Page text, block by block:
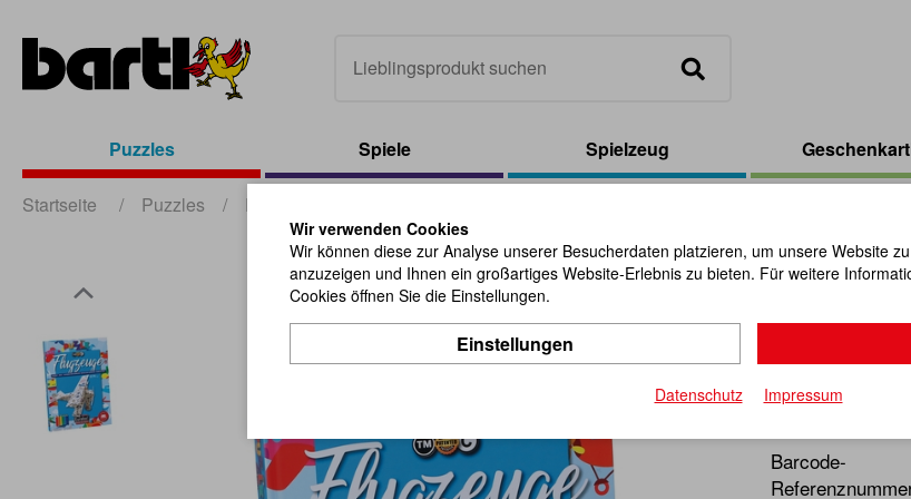
Puzzles Spiele Spielzeug
Startseite / Puzzles / Eureka Puzzles
3D
Artikel-Nr.:
Basteln -
Barcode-
Wir verwenden Cookies
Wir können diese zur Analyse unserer Besucherdaten platzieren, um unsere Website
anzuzeigen und Ihnen ein großartiges Website-Erlebnis zu bieten. Für weitere
Cookies öffnen Sie die Einstellungen.
Einstellungen
Datenschutz Impressum